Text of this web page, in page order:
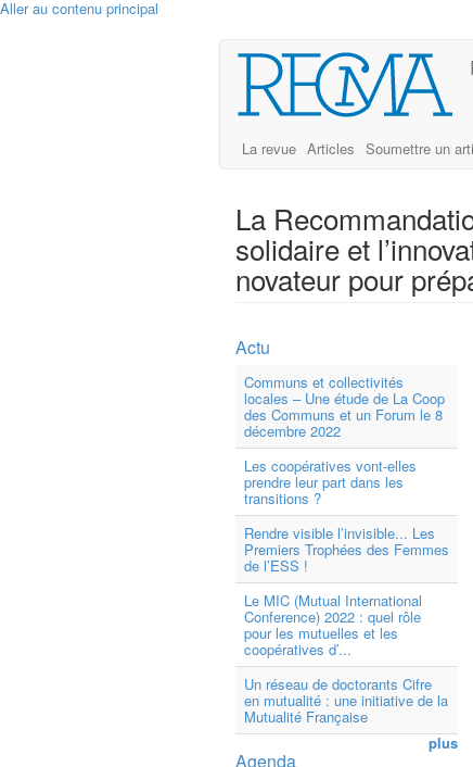
Aller au contenu principal
La revue Articles Soumettre un
La
solidaire et
novateur pour
Actu
Communs et collectivités
locales – Une étude de La Coop
des Communs et un Forum le 8
décembre 2022
Les coopératives vont-elles
prendre leur part dans les
transitions ?
Rendre visible l’invisible... Les
Premiers Trophées des Femmes
de l’ESS !
Le MIC (Mutual International
Conference) 2022 : quel rôle
pour les mutuelles et les
coopératives d’...
Un réseau de doctorants Cifre
en mutualité : une initiative de la
Mutualité Française
plus
Agenda